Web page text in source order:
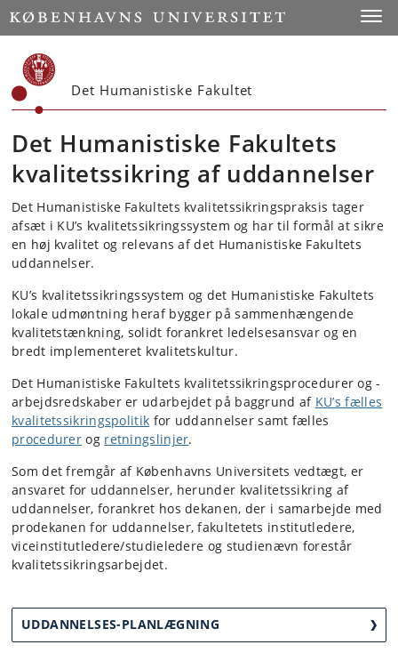
Start
Det Humanistiske Fakultet
Det Humanistiske Fakultets
kvalitetssikring af uddannelser
Det Humanistiske Fakultets kvalitetssikringspraksis tager
afsæt i KU’s kvalitetssikringssystem og har til formål at sikre
en høj kvalitet og relevans af det Humanistiske Fakultets
uddannelser.
KU’s kvalitetssikringssystem og det Humanistiske Fakultets
lokale udmøntning heraf bygger på sammenhængende
kvalitetstænkning, solidt forankret ledelsesansvar og en
bredt implementeret kvalitetskultur.
Det Humanistiske Fakultets kvalitetssikringsprocedurer og -
arbejdsredskaber er udarbejdet på baggrund af KU’s fælles
kvalitetssikringspolitik for uddannelser samt fælles
procedurer og retningslinjer.
Som det fremgår af Københavns Universitets vedtægt, er
ansvaret for uddannelser, herunder kvalitetssikring af
uddannelser, forankret hos dekanen, der i samarbejde med
prodekanen for uddannelser, fakultetets institutledere,
viceinstitutledere/studieledere og studienævn forestår
kvalitetssikringsarbejdet.
UDDANNELSES-PLANLÆGNING